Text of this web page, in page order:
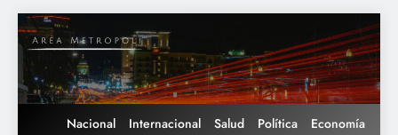
Saltar
al
contenido
Nacional Internacional Salud Política
Economía